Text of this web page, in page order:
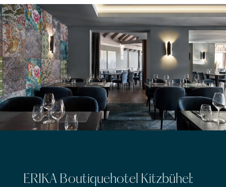
ERIKA Boutiquehotel Kitzbühel: